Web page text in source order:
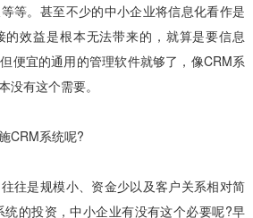
等。甚至不少的中小企业将信息化看作是
效益是根本无法带来的，就算是要信息
便宜的通用的管理软件就够了，像CRM系
没有这个需要。
CRM系统呢?
往是规模小、资金少以及客户关系相对简
的投资，中小企业有没有这个必要呢?早